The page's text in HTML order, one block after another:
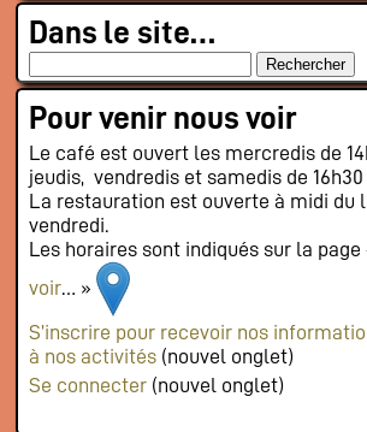
Dans le site…
Pour venir nous voir
Le café est ouvert les mercredis de
jeudis, vendredis et samedis de 16h30
La restauration est ouverte à midi du
vendredi.
Les horaires sont indiqués sur la page
voir… »
S’inscrire pour recevoir nos
à nos activités(nouvel onglet)
Se connecter(nouvel onglet)